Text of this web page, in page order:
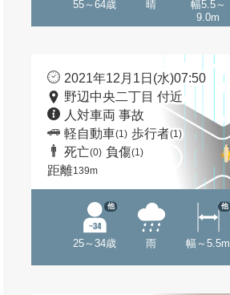
55～64歳 晴
幅5.5～
9.0m
2021年12月1日(水)07:50
野辺中央二丁目 付近
人対車両 事故
軽自動車(1) 歩行者(1)
死亡(0) 負傷(1)
距離139m
25～34歳
他
雨 幅～5.5m
他